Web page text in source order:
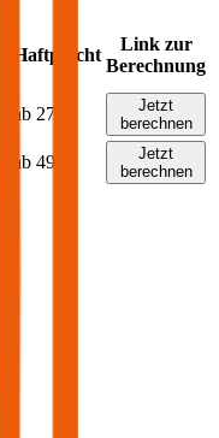
Haftpflicht
Link zur
Berechnung
ab 27 €
Jetzt
berechnen
ab 49 €
Jetzt
berechnen